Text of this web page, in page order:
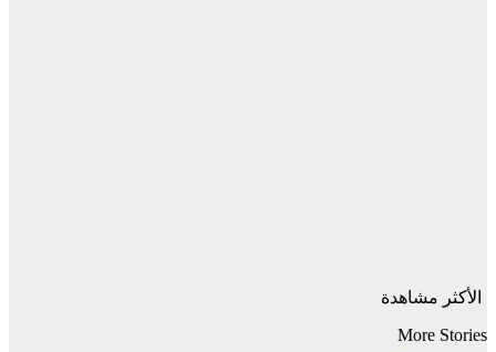
الأكثر مشاهدة
More Stories